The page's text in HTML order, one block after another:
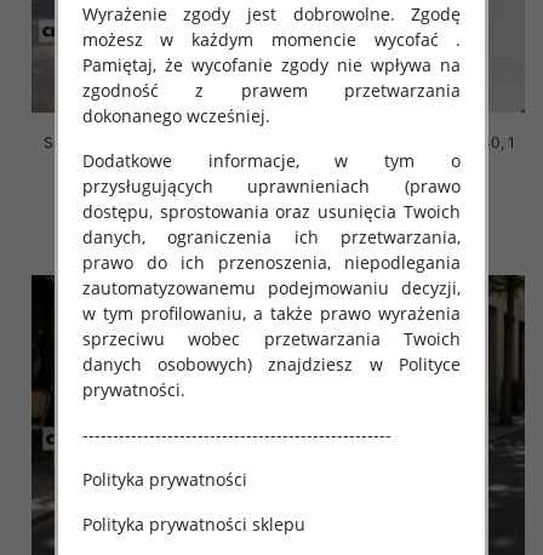
Spodenki męskie Roz 30-40, 1
Kolor Paczka 10 szt
44.00 zł
szczegóły
Spodenki męskie Roz 30-40, 1
Kolor Paczka 10 szt
44.00 zł
szczegóły
Wyrażenie zgody jest dobrowolne. Zgodę
możesz w każdym momencie wycofać .
Pamiętaj, że wycofanie zgody nie wpływa na
zgodność z prawem przetwarzania
dokonanego wcześniej.
Dodatkowe informacje, w tym o
przysługujących uprawnieniach (prawo
dostępu, sprostowania oraz usunięcia Twoich
danych, ograniczenia ich przetwarzania,
prawo do ich przenoszenia, niepodlegania
zautomatyzowanemu podejmowaniu decyzji,
w tym profilowaniu, a także prawo wyrażenia
sprzeciwu wobec przetwarzania Twoich
danych osobowych) znajdziesz w Polityce
prywatności.
---------------------------------------------------
Polityka prywatności
Polityka prywatności sklepu